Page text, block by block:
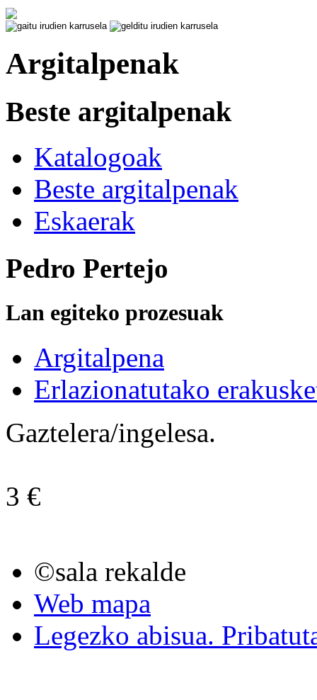
Argitalpenak
Beste argitalpenak
Katalogoak
Beste argitalpenak
Eskaerak
Pedro Pertejo
Lan egiteko prozesuak
Argitalpena
Erlazionatutako
Gaztelera/ingelesa.
3 €
©sala rekalde
Web mapa
Legezko abisua.